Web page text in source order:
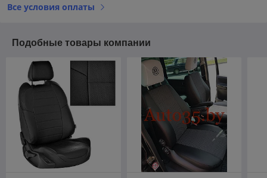
Все условия оплаты
Подобные товары компании